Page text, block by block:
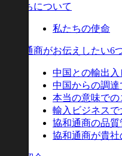
私たちについて
私たちの使命
協和通商がお伝えしたい6
中国との輸出
中国からの調達
本当の意味で
輸入ビジネスで
協和通商の品質
協和通商が貴